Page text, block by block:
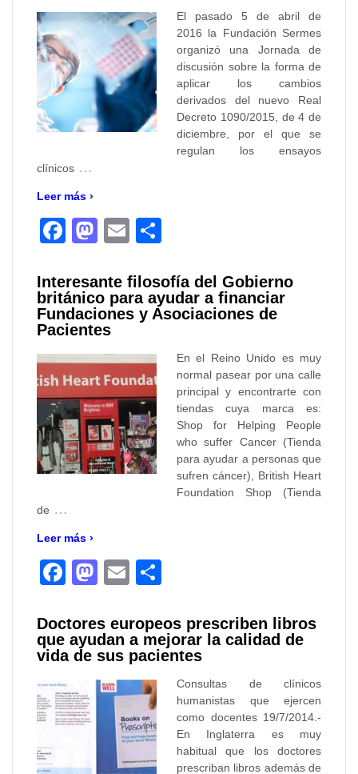
El pasado 5 de abril de
2016 la Fundación Sermes
organizó una Jornada de
discusión sobre la forma de
aplicar los cambios
derivados del nuevo Real
Decreto 1090/2015, de 4 de
diciembre, por el que se
regulan los ensayos
clínicos …
Leer más ›
Facebook
Mastodon
Email
Interesante filosofía del Gobierno
británico para ayudar a financiar
Fundaciones y Asociaciones de
Pacientes
En el Reino Unido es muy
normal pasear por una calle
principal y encontrarte con
tiendas cuya marca es:
Shop for Helping People
who suffer Cancer (Tienda
para ayudar a personas que
sufren cáncer), British Heart
Foundation Shop (Tienda
de …
Leer más ›
Facebook
Mastodon
Email
Doctores europeos prescriben libros
que ayudan a mejorar la calidad de
vida de sus pacientes
Consultas de clínicos
humanistas que ejercen
como docentes 19/7/2014.-
En Inglaterra es muy
habitual que los doctores
prescriban libros además de